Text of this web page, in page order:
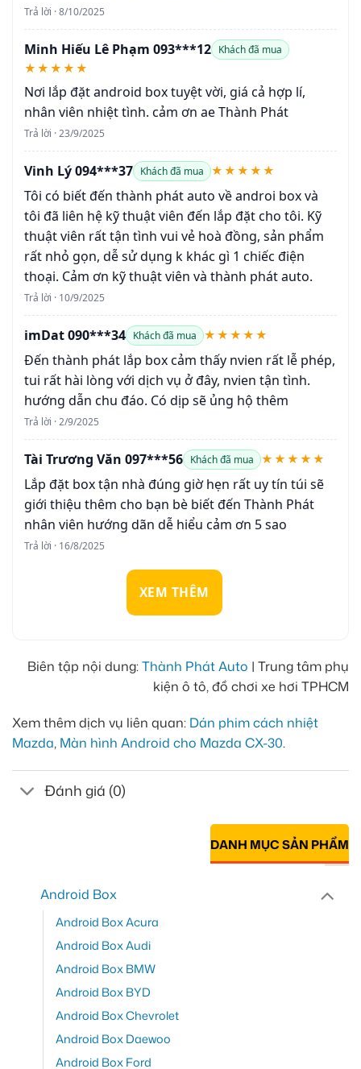
Trả lời · 8/10/2025
Minh Hiếu Lê Phạm 093***12 Khách đã mua
★★★★★
Nơi lắp đặt android box tuyệt vời, giá cả hợp lí,
nhân viên nhiệt tình. cảm ơn ae Thành Phát
Trả lời · 23/9/2025
Vinh Lý 094***37 Khách đã mua ★★★★★
Tôi có biết đến thành phát auto về androi box và
tôi đã liên hệ kỹ thuật viên đến lắp đặt cho tôi. Kỹ
thuật viên rất tận tình vui vẻ hoà đồng, sản phẩm
rất nhỏ gọn, dễ sử dụng k khác gì 1 chiếc điện
thoại. Cảm ơn kỹ thuật viên và thành phát auto.
Trả lời · 10/9/2025
imDat 090***34 Khách đã mua ★★★★★
Đến thành phát lắp box cảm thấy nvien rất lễ phép,
tui rất hài lòng với dịch vụ ở đây, nvien tận tình.
hướng dẫn chu đáo. Có dịp sẽ ủng hộ thêm
Trả lời · 2/9/2025
Tài Trương Văn 097***56 Khách đã mua ★★★★★
Lắp đặt box tận nhà đúng giờ hẹn rất uy tín túi sẽ
giới thiệu thêm cho bạn bè biết đến Thành Phát
nhân viên hướng dãn dễ hiểu cảm ơn 5 sao
Trả lời · 16/8/2025
XEM THÊM
Biên tập nội dung:Thành Phát Auto | Trung tâm phụ
kiện ô tô, đồ chơi xe hơi TPHCM
Xem thêm dịch vụ liên quan: Dán phim cách nhiệt
Mazda, Màn hình Android cho Mazda CX-30.
Đánh giá (0)
DANH MỤC SẢN PHẨM
Android Box
Android Box Acura
Android Box Audi
Android Box BMW
Android Box BYD
Android Box Chevrolet
Android Box Daewoo
Android Box Ford